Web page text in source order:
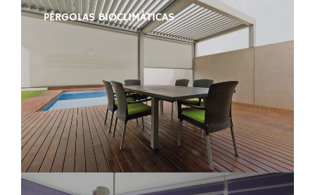
PÉRGOLAS BIOCLIMÁTICAS